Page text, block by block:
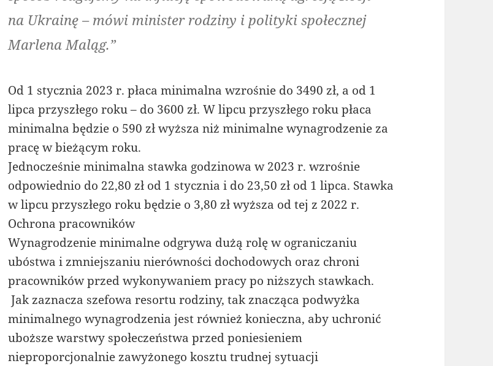
na Ukrainę – mówi minister rodziny i polityki społecznej
Marlena Maląg.”
Od 1 stycznia 2023 r. płaca minimalna wzrośnie do 3490 zł, a od 1
lipca przyszłego roku – do 3600 zł. W lipcu przyszłego roku płaca
minimalna będzie o 590 zł wyższa niż minimalne wynagrodzenie za
pracę w bieżącym roku.
Jednocześnie minimalna stawka godzinowa w 2023 r. wzrośnie
odpowiednio do 22,80 zł od 1 stycznia i do 23,50 zł od 1 lipca. Stawka
w lipcu przyszłego roku będzie o 3,80 zł wyższa od tej z 2022 r.
Ochrona pracowników
Wynagrodzenie minimalne odgrywa dużą rolę w ograniczaniu
ubóstwa i zmniejszaniu nierówności dochodowych oraz chroni
pracowników przed wykonywaniem pracy po niższych stawkach.
Jak zaznacza szefowa resortu rodziny, tak znacząca podwyżka
minimalnego wynagrodzenia jest również konieczna, aby uchronić
uboższe warstwy społeczeństwa przed poniesieniem
nieproporcjonalnie zawyżonego kosztu trudnej sytuacji